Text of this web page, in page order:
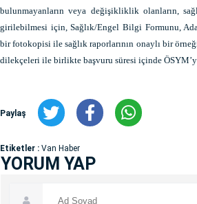
bulunmayanların veya değişikliklik olanların,
girilebilmesi için, Sağlık/Engel Bilgi Formunu,
bir fotokopisi ile sağlık raporlarının onaylı bir
dilekçeleri ile birlikte başvuru süresi içinde
Paylaş
Etiketler : Van Haber
YORUM YAP